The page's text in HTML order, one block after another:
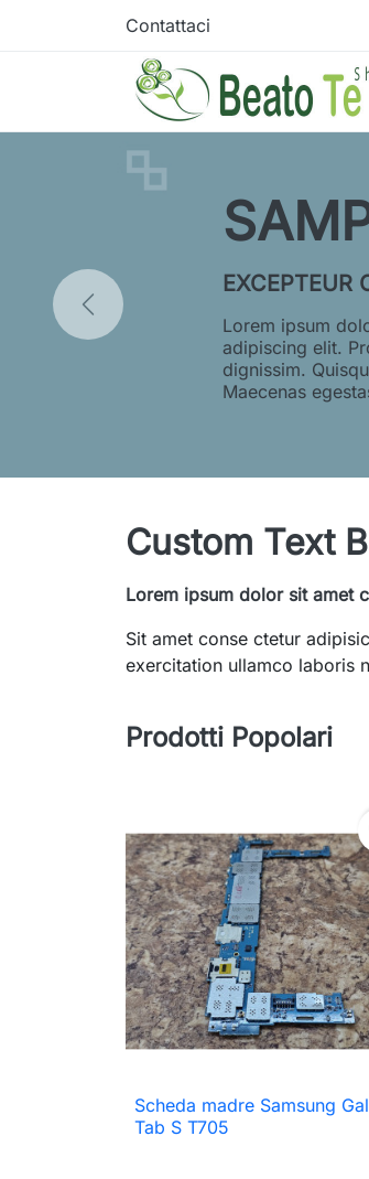
Contattaci
EXCEPTEUR
Lorem ipsum
adipiscing elit.
dignissim.
Maecenas
Custom Text
Lorem ipsum dolor sit amet
Sit amet conse ctetur
exercitation ullamco laboris
Prodotti Popolari
 Anteprima
Scheda madre Samsung
Tab S T705